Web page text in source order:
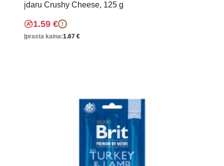
įdaru Crushy Cheese, 125 g
1.59 € !
Įprasta kaina:1.67 €